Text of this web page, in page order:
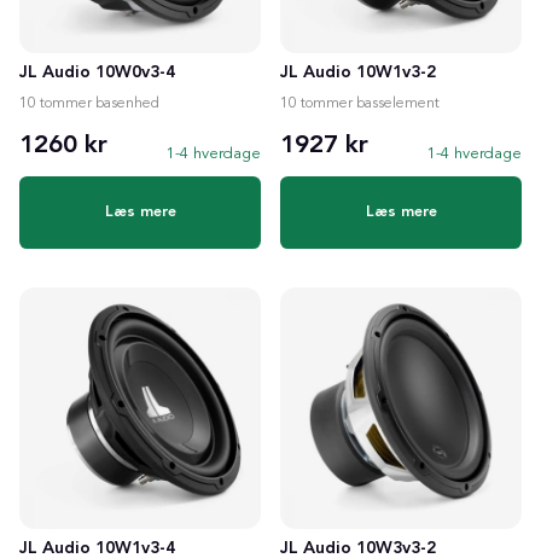
JL Audio 10W0v3-4
10 tommer basenhed
1260 kr 1-4 hverdage
Læs mere
JL Audio 10W1v3-2
10 tommer basselement
1927 kr 1-4 hverdage
Læs mere
JL Audio 10W1v3-4 JL Audio 10W3v3-2